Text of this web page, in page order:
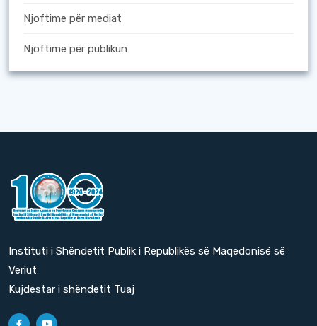
Njoftime për mediat
Njoftime për publikun
Instituti i Shëndetit Publik i Republikës së Maqedonisë së
Veriut
Kujdestar i shëndetit Tuaj